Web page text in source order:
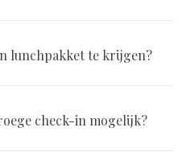
lunchpakket te krijgen?
check-in mogelijk?